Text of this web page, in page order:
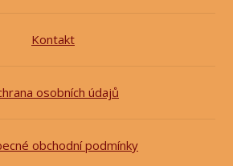
Kontakt
osobních údajů
obchodní podmínky